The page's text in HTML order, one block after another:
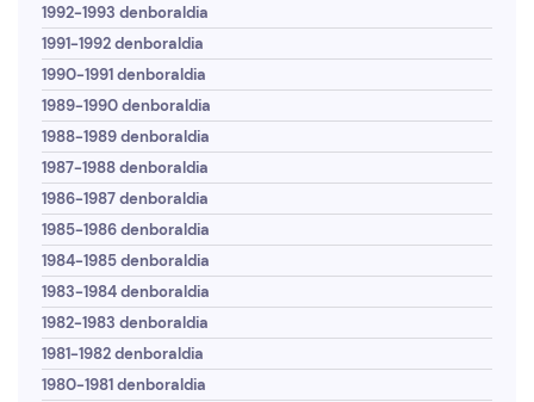
1992-1993 denboraldia
1991-1992 denboraldia
1990-1991 denboraldia
1989-1990 denboraldia
1988-1989 denboraldia
1987-1988 denboraldia
1986-1987 denboraldia
1985-1986 denboraldia
1984-1985 denboraldia
1983-1984 denboraldia
1982-1983 denboraldia
1981-1982 denboraldia
1980-1981 denboraldia